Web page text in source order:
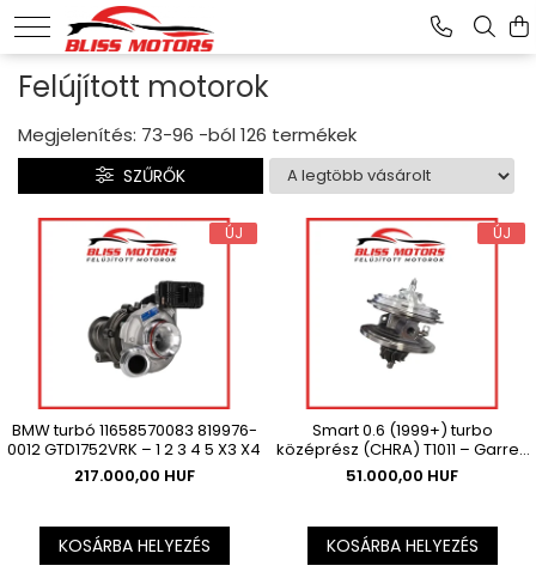
Felújított motorok
Megjelenítés: 73-96 -ból 126 termékek
SZŰRŐK
ÚJ
BMW turbó 11658570083 819976-
0012 GTD1752VRK – 1 2 3 4 5 X3 X4
217.000,00 HUF
KOSÁRBA HELYEZÉS
ÚJ
Smart 0.6 (1999+) turbo
középrész (CHRA) T1011 – Garrett
GT1238S | OEM kompatibilis
51.000,00 HUF
KOSÁRBA HELYEZÉS